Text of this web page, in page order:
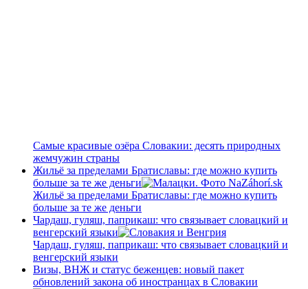
Самые красивые озёра Словакии: десять природных
жемчужин страны
Жильё за пределами Братиславы: где можно купить
больше за те же деньги
Жильё за пределами Братиславы: где можно купить
больше за те же деньги
Чардаш, гуляш, паприкаш: что связывает словацкий и
венгерский языки
Чардаш, гуляш, паприкаш: что связывает словацкий и
венгерский языки
Визы, ВНЖ и статус беженцев: новый пакет
обновлений закона об иностранцах в Словакии